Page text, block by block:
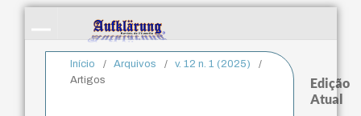
Início / Arquivos / v. 12 n. 1 (2025)
/
Artigos
Edição
Atual